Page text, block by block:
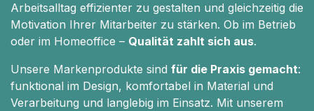
Arbeitsalltag effizienter zu gestalten und gleichzeitig die
Motivation Ihrer Mitarbeiter zu stärken. Ob im Betrieb
oder im Homeoffice – Qualität zahlt sich aus.
Unsere Markenprodukte sind für die Praxis gemacht:
funktional im Design, komfortabel in Material und
Verarbeitung und langlebig im Einsatz. Mit unserem